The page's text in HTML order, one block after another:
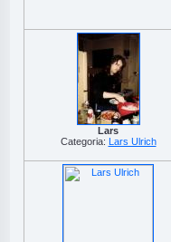
Lars
Categoria: Lars Ulrich